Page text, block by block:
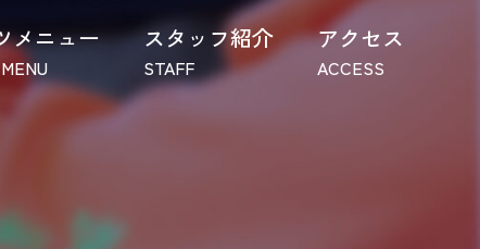
メニュー スタッフ紹介
STAFF
アクセス
ACCESS